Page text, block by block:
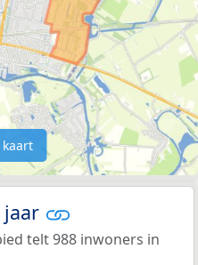
kaart
telt 988 inwoners in